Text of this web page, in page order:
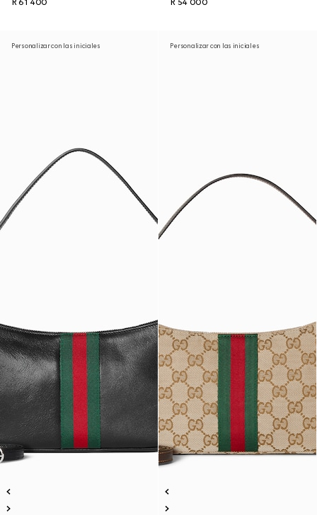
R 61 400 R 54 000
Personalizar con las iniciales Personalizar con las iniciales